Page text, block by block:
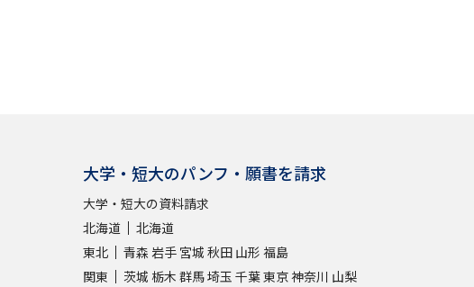
大学・短大のパンフ・願書を請求
大学・短大の資料請求
北海道
北海道
東北
青森 岩手 宮城 秋田 山形 福島
関東
茨城 栃木 群馬埼玉 千葉東京神奈川 山梨